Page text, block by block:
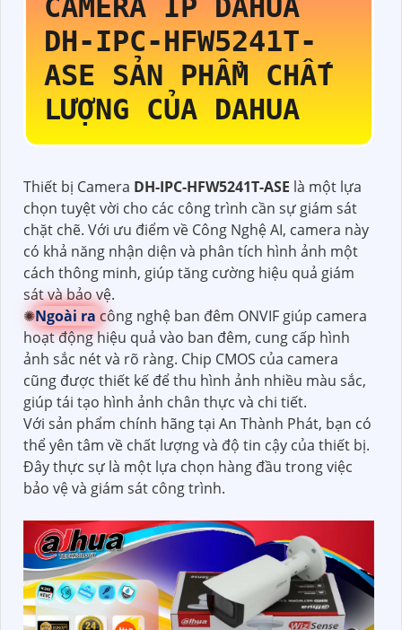
CAMERA IP DAHUA
DH-IPC-HFW5241T-
ASE SẢN PHẨM CHẤT
LƯỢNG CỦA DAHUA
Thiết bị Camera DH-IPC-HFW5241T-ASE là một lựa
chọn tuyệt vời cho các công trình cần sự giám sát
chặt chẽ. Với ưu điểm về Công Nghệ AI, camera này
có khả năng nhận diện và phân tích hình ảnh một
cách thông minh, giúp tăng cường hiệu quả giám
sát và bảo vệ.
✺Ngoài ra công nghệ ban đêm ONVIF giúp camera
hoạt động hiệu quả vào ban đêm, cung cấp hình
ảnh sắc nét và rõ ràng. Chip CMOS của camera
cũng được thiết kế để thu hình ảnh nhiều màu sắc,
giúp tái tạo hình ảnh chân thực và chi tiết.
Với sản phẩm chính hãng tại An Thành Phát, bạn có
thể yên tâm về chất lượng và độ tin cậy của thiết bị.
Đây thực sự là một lựa chọn hàng đầu trong việc
bảo vệ và giám sát công trình.